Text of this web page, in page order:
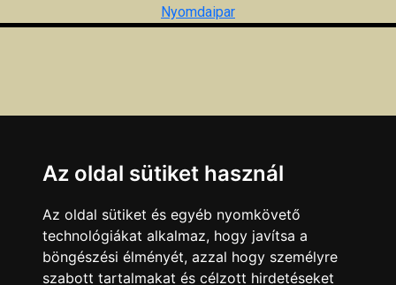
Nyomdaipar
Az oldal sütiket használ
Az oldal sütiket és egyéb nyomkövető
technológiákat alkalmaz, hogy javítsa a
böngészési élményét, azzal hogy személyre
szabott tartalmakat és célzott hirdetéseket